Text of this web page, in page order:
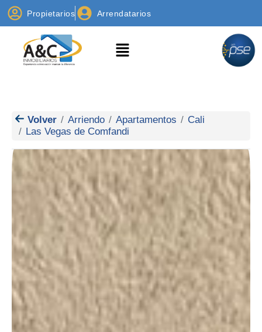
Propietarios Arrendatarios
Volver Arriendo Apartamentos
Cali
Las Vegas de Comfandi